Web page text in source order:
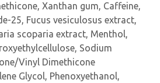
Xanthan gum, Caffeine,
25, Fucus vesiculosus extract,
scoparia extract, Menthol,
Sodium
Vinyl Dimethicone
Glycol, Phenoxyethanol,